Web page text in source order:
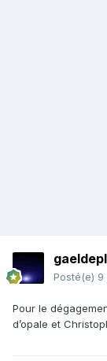
Posté(e) 9
Pour le
d’opale et